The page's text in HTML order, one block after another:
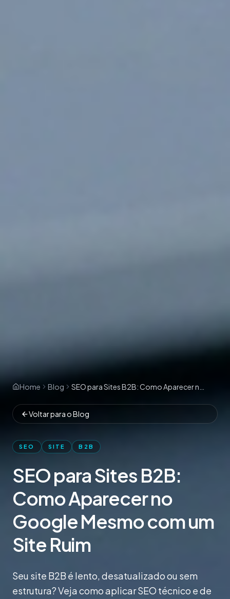
Home Blog
Voltar para o Blog
SEO SITE B2B
SEO para Sites B2B:
Como Aparecer no
Google Mesmo com um
Site Ruim
Seu site B2B é lento, desatualizado ou sem
estrutura? Veja como aplicar SEO técnico e de